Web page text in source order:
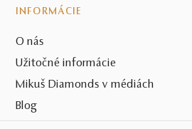
INFORMÁCIE
O nás
Užitočné informácie
Mikuš Diamonds v médiách
Blog